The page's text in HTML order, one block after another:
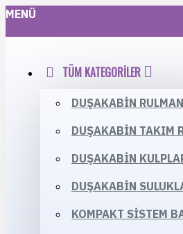
MENÜ
TÜM KATEGORILER
DUŞAKABIN
DUŞAKABIN TAKIM
DUŞAKABIN
DUŞAKABIN
KOMPAKT SISTEM